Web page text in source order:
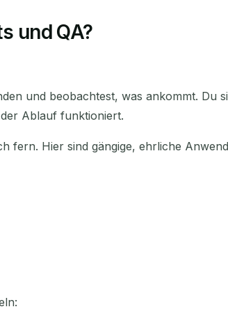
und QA?
und beobachtest, was ankommt. Du
Ablauf funktioniert.
fern. Hier sind gängige, ehrliche